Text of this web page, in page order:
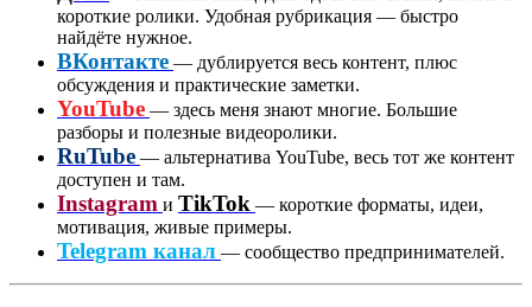
короткие ролики. Удобная рубрикация — быстро
найдёте нужное.
ВКонтакте — дублируется весь контент, плюс
обсуждения и практические заметки.
YouTube — здесь меня знают многие. Большие
разборы и полезные видеоролики.
RuTube — альтернатива YouTube, весь тот же контент
доступен и там.
Instagram и TikTok — короткие форматы, идеи,
мотивация, живые примеры.
Telegram канал — сообщество предпринимателей.